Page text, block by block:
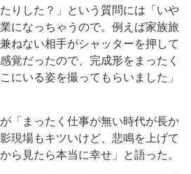
りした？」という質問には「いや
になっちゃうので。例えば家族旅
ねない相手がシャッターを押して
覚だったので、完成形をまったく
にいる姿を撮ってもらいました」
「まったく仕事が無い時代が長か
現場もキツいけど、悲鳴を上げて
ら見たら本当に幸せ」と語った。